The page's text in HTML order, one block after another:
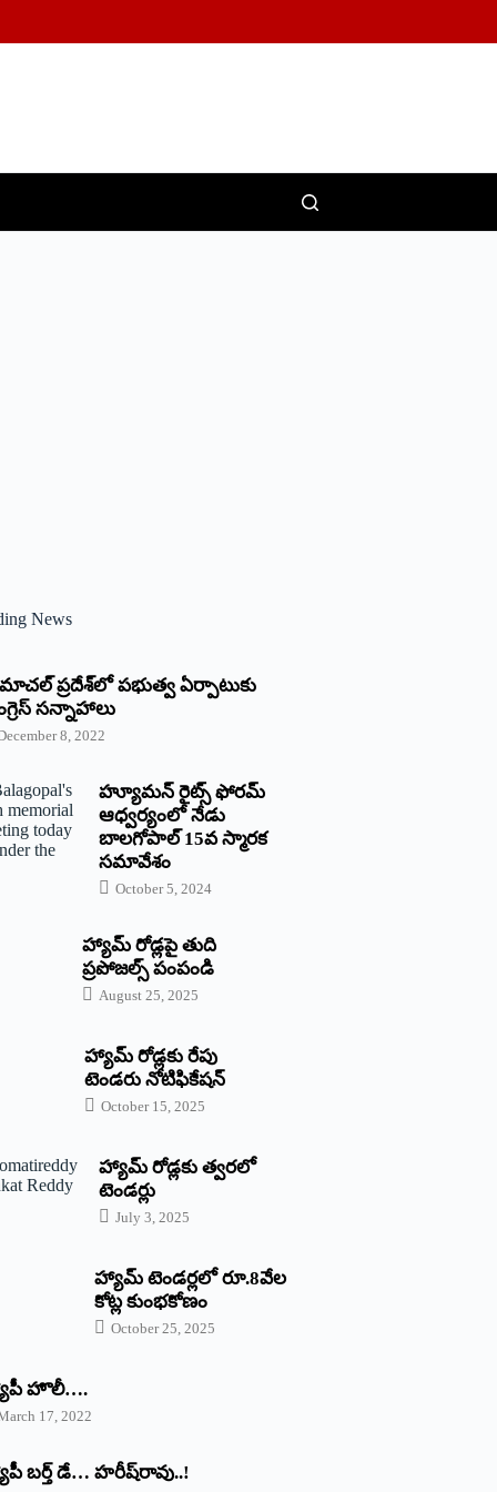
News
‌ప్రదేశ్‌లో పభుత్వ ఏర్పాటుకు
‌సన్నాహాలు
8, 2022
హ్యూమన్‌ రైట్స్‌ ఫోరమ్‌
ఆధ్వర్యంలో నేడు
బాలగోపాల్‌ 15వ స్మారక
సమావేశం
October 5, 2024
హ్యామ్‌ రోడ్లపై తుది
ప్రపోజల్స్‌ పంపండి
August 25, 2025
హ్యామ్‌ రోడ్లకు రేపు
టెండరు నోటిఫికేషన్‌
October 15, 2025
హ్యామ్‌ రోడ్లకు త్వరలో
టెండర్లు
July 3, 2025
హ్యామ్‌ ‌టెండర్లలో రూ.8వేల
కోట్ల కుంభకోణం
October 25, 2025
హొలీ….
17, 2022
బర్త్ ‌డే… హరీష్‌రావు..!